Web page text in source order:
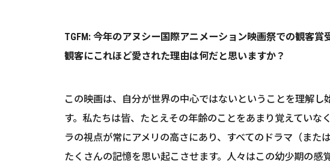
TGFM: 今年のアヌシー国際アニメーション映画祭での観客
観客にこれほど愛された理由は何だと思いますか？
この映画は、自分が世界の中心ではないということを理解
す。私たちは皆、たとえその年齢のことをあまり覚えてい
ラの視点が常にアメリの高さにあり、すべてのドラマ（ま
たくさんの記憶を思い起こさせます。人々はこの幼少期の感